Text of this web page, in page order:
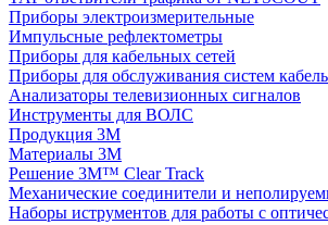
Приборы электроизмерительные
Импульсные рефлектометры
Приборы для кабельных сетей
Приборы для обслуживания систем
Анализаторы телевизионных сигналов
Инструменты для ВОЛС
Продукция 3M
Материалы 3М
Решение 3M™ Clear Track
Механические соединители и
Наборы иструментов для работы с